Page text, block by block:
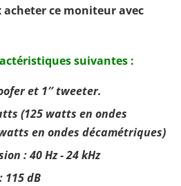
ce moniteur avec
suivantes :
et 1″ tweeter.
(125 watts en ondes
en ondes décamétriques)
: 40 Hz - 24 kHz
115 dB